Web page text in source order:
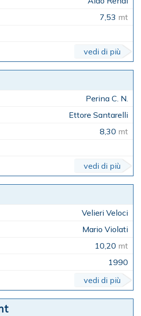
7,53 mt
vedi di più
Perina C. N.
Ettore Santarelli
8,30 mt
vedi di più
Velieri Veloci
Mario Violati
10,20 mt
1990
vedi di più